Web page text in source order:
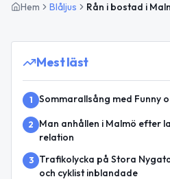
Hem Blåljus
Mest läst
1 Sommarallsång med Funny
2
Man anhållen i Malmö efter
relation
3
Trafikolycka på Stora
och cyklist inblandade